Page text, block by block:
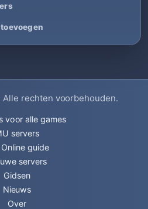
Alle rechten voorbehouden.
voor alle games
servers
guide
servers
Gidsen
Nieuws
Over